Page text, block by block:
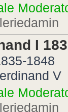
I
1848
V